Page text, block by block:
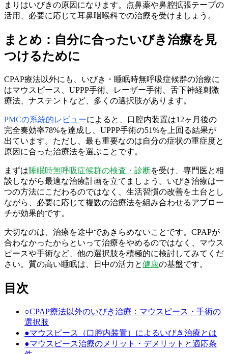
まりはいびきの原因になります。点鼻薬や鼻腔拡張テープの
活用、必要に応じて耳鼻咽喉科での治療を受けましょう。
まとめ：自分に合ったいびき治療を見
つけるために
CPAP療法以外にも、いびき・睡眠時無呼吸症候群の治療に
はマウスピース、UPPP手術、レーザー手術、舌下神経刺激
療法、ナステントなど、多くの選択肢があります。
PMCの系統的レビューによると、口腔内装置は12ヶ月後の
完全奏効率78%を達成し、UPPP手術の51%を上回る結果が
出ています。ただし、最も重要なのは自分の症状の重症度と
原因に合った治療法を選ぶことです。
まずは睡眠時無呼吸症候群の検査・診断を受け、専門医と相
談しながら最適な治療計画を立てましょう。いびき治療は一
つの方法にこだわるのではなく、生活習慣の改善を土台とし
ながら、必要に応じて複数の治療法を組み合わせるアプロー
チが効果的です。
大切なのは、治療を途中であきらめないことです。CPAPが
合わなかったからといって治療をやめるのではなく、マウス
ピースや手術など、他の選択肢を積極的に検討してみてくだ
さい。質の高い睡眠は、日中の活力と健康の基盤です。
目次
○CPAP療法以外のいびき治療：マウスピース・手術の
選択肢
●マウスピース（口腔内装置）によるいびき治療とは
●マウスピース治療のメリット・デメリットと適応条